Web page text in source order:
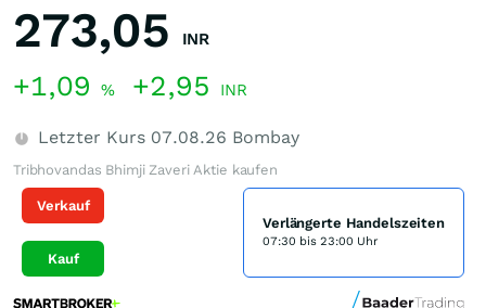
273,05 INR
+1,09 % +2,95 INR
Letzter Kurs 07.08.26 Bombay
Tribhovandas Bhimji Zaveri Aktie kaufen
Verkauf
Kauf
Verlängerte Handelszeiten
07:30 bis 23:00 Uhr